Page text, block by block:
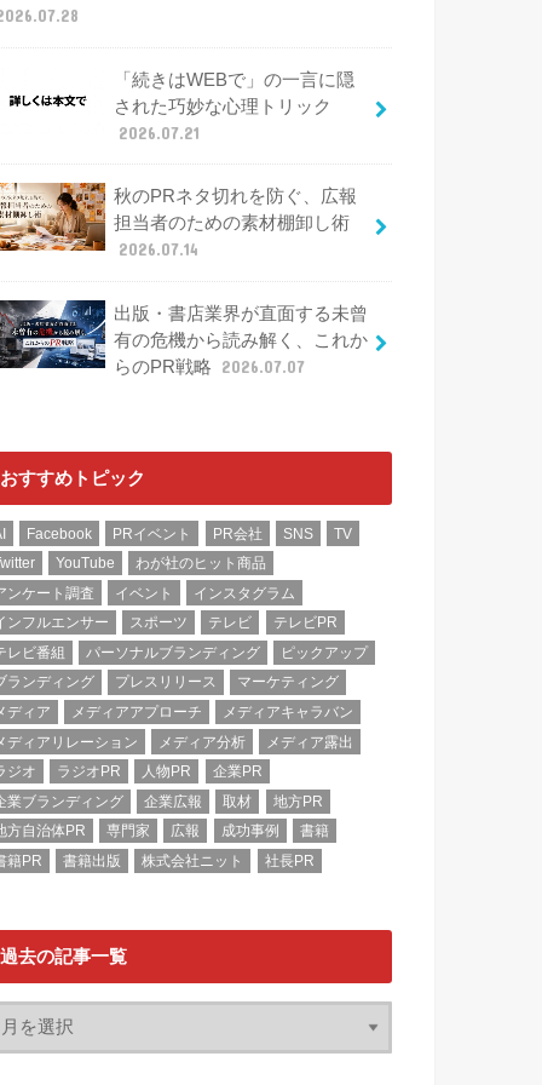
「続きはWEBで」の一言に隠
された巧妙な心理トリック
2026.07.21
秋のPRネタ切れを防ぐ、広報
担当者のための素材棚卸し術
2026.07.14
出版・書店業界が直面する未曾
有の危機から読み解く、これか
らのPR戦略
2026.07.07
おすすめトピック
Facebook PRイベント PR会社 SNS
TV
YouTube
わが社のヒット商品
ンケート調査
イベント
インスタグラム
ンフルエンサー
スポーツ テレビ
テレビPR
レビ番組
パーソナルブランディング
ピックアップ
ランディング
プレスリリース
マーケティング
ディア
メディアアプローチ
メディアキャラバン
ディアリレーション
メディア分析
メディア露出
ジオ
ラジオPR 人物PR
企業PR
業ブランディング
企業広報 取材
地方PR
方自治体PR
専門家 広報 成功事例
書籍
籍PR
書籍出版 株式会社ニット 社長PR
過去の記事一覧